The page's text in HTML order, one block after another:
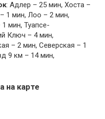
: Адлер – 25 мин, Хоста –
1 мин, Лоо – 2 мин,
мин, Туапсе-
Ключ – 4 мин,
– 2 мин, Северская – 1
9 км – 14 мин,
на карте